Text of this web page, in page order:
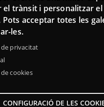
el trànsit i personalitzar
acceptar totes les
les.
privacitat
cookies
CONFIGURACIÓ DE LES